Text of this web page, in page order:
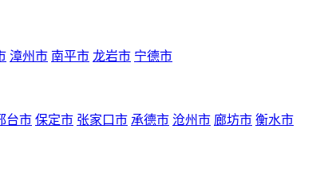
漳州市 南平市 龙岩市 宁德市
台市 保定市 张家口市 承德市 沧州市 廊坊市 衡水市